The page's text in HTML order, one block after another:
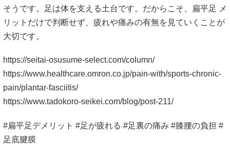
そうです。足は体を支える土台です。だからこそ、扁平足 メ
リットだけで判断せず、疲れや痛みの有無を見ていくことが
大切です。
https://seitai-osusume-select.com/column/
https://www.healthcare.omron.co.jp/pain-with/sports-chronic-
pain/plantar-fasciitis/
https://www.tadokoro-seikei.com/blog/post-211/
#扁平足デメリット #足が疲れる #足裏の痛み #膝腰の負担 #
足底腱膜